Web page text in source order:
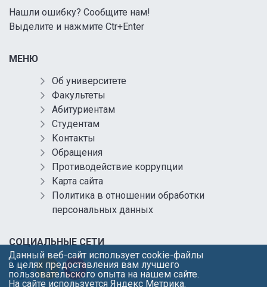
Нашли ошибку? Сообщите нам!
Выделите и нажмите Ctr+Enter
МЕНЮ
Об университете
Факультеты
Абитуриентам
Студентам
Контакты
Обращения
Противодействие коррупции
Карта сайта
Политика в отношении обработки
персональных данных
СОЦИАЛЬНЫЕ СЕТИ
Данный веб-сайт использует cookie-файлы
в целях предоставления вам лучшего
пользовательского опыта на нашем сайте.
На сайте используется Яндекс Метрика.